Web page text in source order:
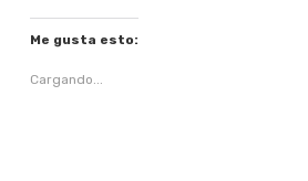
Me gusta esto:
Cargando...